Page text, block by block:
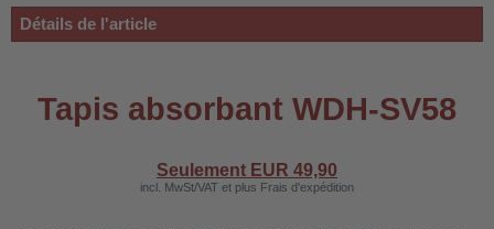
220B
Détails de l'article
Tapis absorbant WDH-SV58
Seulement EUR 49,90
incl. MwSt/VAT et plus Frais d'expédition